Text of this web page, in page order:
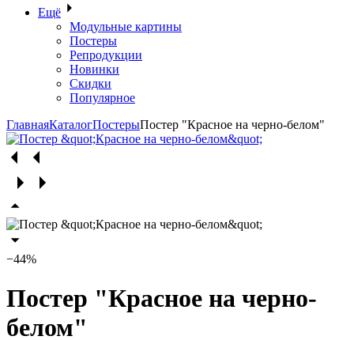
Ещё
Модульные картины
Постеры
Репродукции
Новинки
Скидки
Популярное
ГлавнаяКаталогПостерыПостер "Красное на черно-белом"
−44%
Постер "Красное на черно-
белом"